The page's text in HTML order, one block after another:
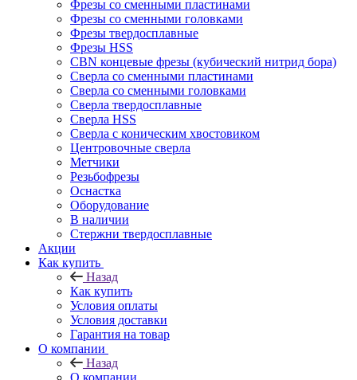
Фрезы со сменными пластинами
Фрезы со сменными головками
Фрезы твердосплавные
Фрезы HSS
CBN концевые фрезы (кубический нитрид бора)
Сверла со сменными пластинами
Сверла со сменными головками
Сверла твердосплавные
Сверла HSS
Сверла с коническим хвостовиком
Центровочные сверла
Метчики
Резьбофрезы
Оснастка
Оборудование
В наличии
Стержни твердосплавные
Акции
Как купить
Назад
Как купить
Условия оплаты
Условия доставки
Гарантия на товар
О компании
Назад
О компании